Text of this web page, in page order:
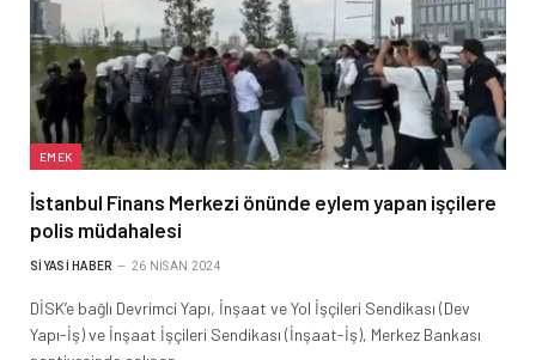
EMEK
İstanbul Finans Merkezi önünde eylem yapan işçilere
polis müdahalesi
SIYASI HABER 26 NISAN 2024
DİSK’e bağlı Devrimci Yapı, İnşaat ve Yol İşçileri Sendikası (Dev
Yapı-İş) ve İnşaat İşçileri Sendikası (İnşaat-İş), Merkez Bankası